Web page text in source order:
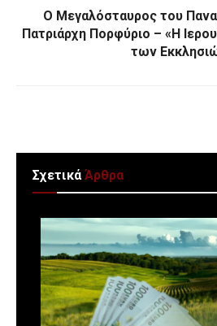
Ο Μεγαλόσταυρος του
Πατριάρχη Πορφύριο – «Η
των
ΣχετικάΆρθρα